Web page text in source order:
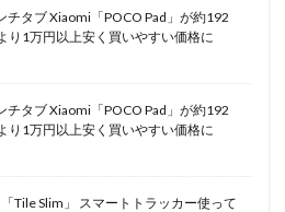
チタブ Xiaomi「POCO Pad」が約192
り1万円以上安く買いやすい価格に
チタブ Xiaomi「POCO Pad」が約192
り1万円以上安く買いやすい価格に
Tile Slim」 スマートトラッカー使って